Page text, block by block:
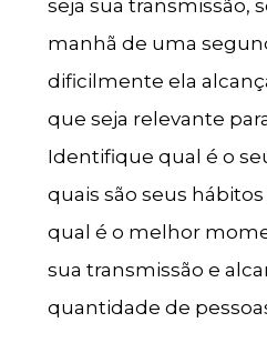
seja sua transmissão,
manhã de uma
dificilmente ela
que seja relevante
Identifique qual é o
quais são seus
qual é o melhor
sua transmissão e
quantidade de